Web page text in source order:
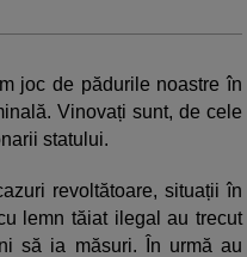
joc de pădurile noastre în
Vinovați sunt, de cele
statului.
revoltătoare, situații în
lemn tăiat ilegal au trecut
să ia măsuri. În urmă au